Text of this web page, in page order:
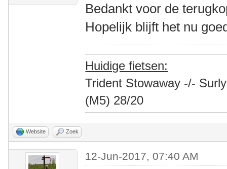
Bedankt voor de
Hopelijk blijft het nu
Huidige fietsen:
Trident Stowaway -/-
(M5) 28/20
Website Zoek
12-Jun-2017, 07:40 AM